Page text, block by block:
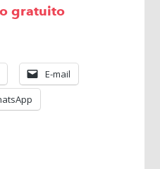
gratuito
E-mail